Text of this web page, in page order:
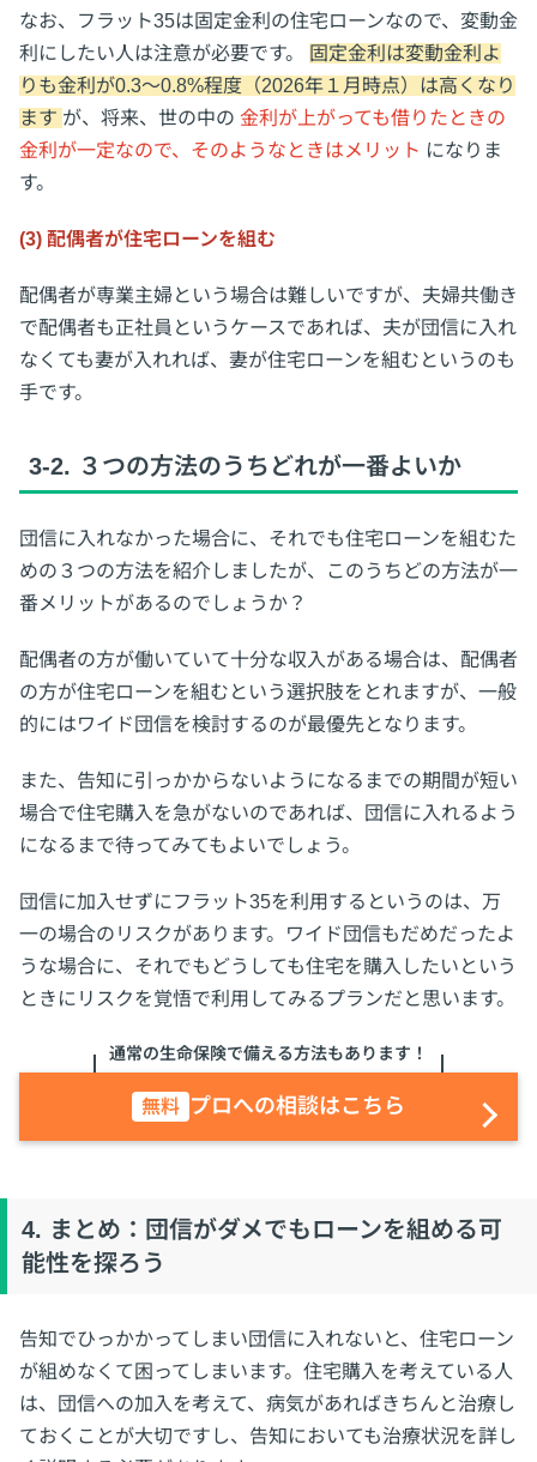
なお、フラット35は固定金利の住宅ローンなので、変動金
利にしたい人は注意が必要です。
固定金利は変動金利よ
りも金利が0.3～0.8%程度（2026年１月時点）は高くなり
ます が、将来、世の中の 金利が上がっても借りたときの
金利が一定なので、そのようなときはメリット になりま
す。
(3) 配偶者が住宅ローンを組む
配偶者が専業主婦という場合は難しいですが、夫婦共働き
で配偶者も正社員というケースであれば、夫が団信に入れ
なくても妻が入れれば、妻が住宅ローンを組むというのも
手です。
3-2. ３つの方法のうちどれが一番よいか
団信に入れなかった場合に、それでも住宅ローンを組むた
めの３つの方法を紹介しましたが、このうちどの方法が一
番メリットがあるのでしょうか？
配偶者の方が働いていて十分な収入がある場合は、配偶者
の方が住宅ローンを組むという選択肢をとれますが、一般
的にはワイド団信を検討するのが最優先となります。
また、告知に引っかからないようになるまでの期間が短い
場合で住宅購入を急がないのであれば、団信に入れるよう
になるまで待ってみてもよいでしょう。
団信に加入せずにフラット35を利用するというのは、万
一の場合のリスクがあります。ワイド団信もだめだったよ
うな場合に、それでもどうしても住宅を購入したいという
ときにリスクを覚悟で利用してみるプランだと思います。
通常の生命保険で備える方法もあります！
無料 プロへの相談はこちら
4. まとめ：団信がダメでもローンを組める可
能性を探ろう
告知でひっかかってしまい団信に入れないと、住宅ローン
が組めなくて困ってしまいます。住宅購入を考えている人
は、団信への加入を考えて、病気があればきちんと治療し
ておくことが大切ですし、告知においても治療状況を詳し